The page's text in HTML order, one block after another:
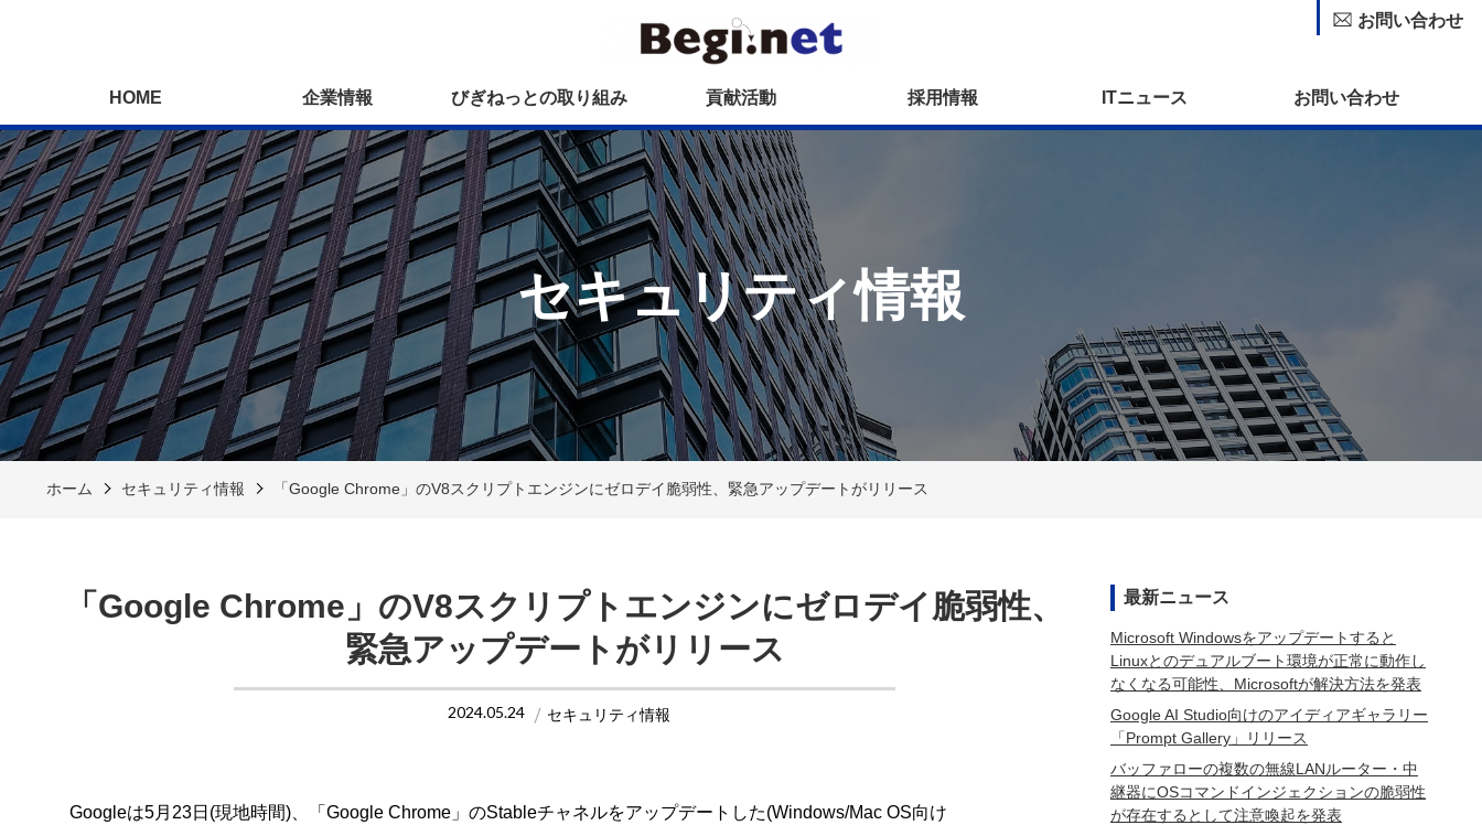
HOME 企業情報 びぎねっとの取り組み 貢献活動 採用情報 ITニュース お問い合わせ
お問い合わせ
セキュリティ情報
ホーム セキュリティ情報 「Google Chrome」のV8スクリプトエンジンにゼロデイ脆弱性、緊急アップデートがリリース
「Google Chrome」のV8スクリプトエンジンにゼロデイ脆弱性、
緊急アップデートがリリース
2024.05.24 セキュリティ情報
Googleは5月23日(現地時間)、「Google Chrome」のStableチャネルをアップデートした(Windows/Mac OS向け
最新ニュース
Microsoft Windowsをアップデートすると
Linuxとのデュアルブート環境が正常に動作し
なくなる可能性、Microsoftが解決方法を発表
Google AI Studio向けのアイディアギャラリー
「Prompt Gallery」リリース
バッファローの複数の無線LANルーター・中
継器にOSコマンドインジェクションの脆弱性
が存在するとして注意喚起を発表